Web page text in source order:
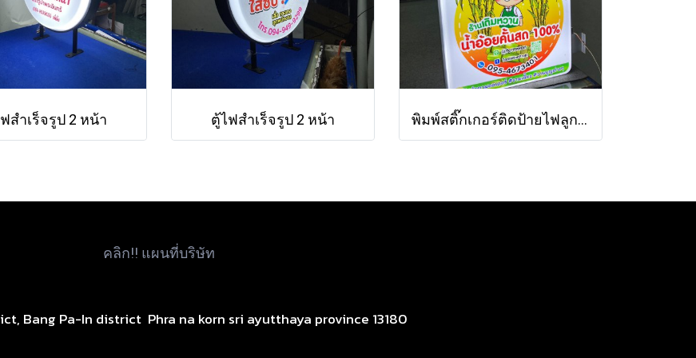
สำเร็จรูป 2 หน้า ตู้ไฟสำเร็จรูป 2 หน้า พิมพ์สติ๊กเกอร์ติดป้ายไฟลูกค้า
คลิก!! แผนที่บริษัท
Bang Pa-In district Phra na korn sri ayutthaya province 13180